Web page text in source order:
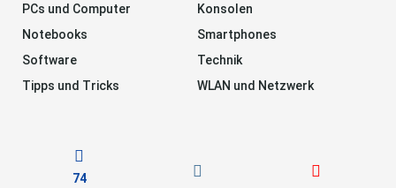
PCs und Computer
Konsolen
Notebooks
Smartphones
Software
Technik
Tipps und Tricks
WLAN und Netzwerk
74